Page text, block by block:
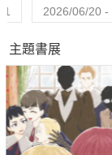
本書亦首度記載
癒領域中與眾不
結與平衡。同時
後，每章結都會
供的訊息。
2026/06/20 -
主題書展